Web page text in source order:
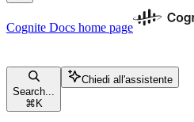
Cognite Docs home page
Search...
⌘ K
Chiedi all'assistente